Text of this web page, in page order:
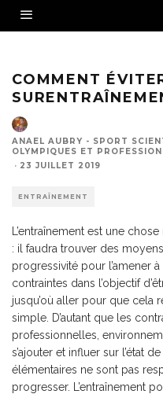
COMMENT
ANAEL AUBRY - SPORT
OLYMPIQUES ET
· 23 JUILLET 2019
ENTRAÎNEMENT
L’entraînement est une
: il faudra trouver des
progressivité pour l’amener
contraintes dans l’objectif
jusqu’où aller pour que cela
simple. D’autant que les
professionnelles,
s’ajouter et influer sur l’état
élémentaires ne sont pas
progresser. L’entraînement